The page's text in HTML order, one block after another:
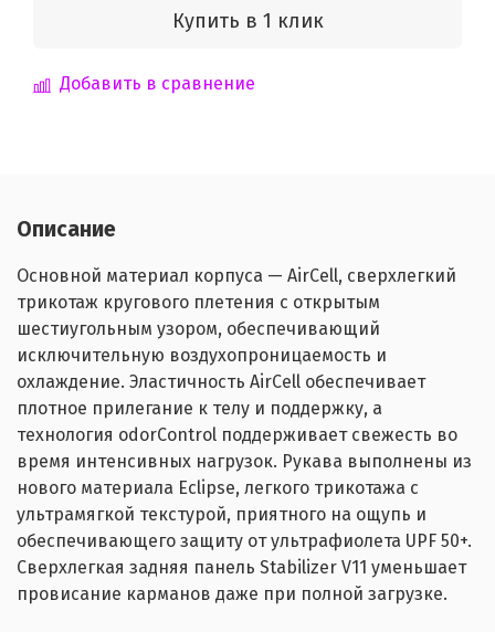
Купить в 1 клик
Добавить в сравнение
Описание
Основной материал корпуса — AirCell, сверхлегкий
трикотаж кругового плетения с открытым
шестиугольным узором, обеспечивающий
исключительную воздухопроницаемость и
охлаждение. Эластичность AirCell обеспечивает
плотное прилегание к телу и поддержку, а
технология odorControl поддерживает свежесть во
время интенсивных нагрузок. Рукава выполнены из
нового материала Eclipse, легкого трикотажа с
ультрамягкой текстурой, приятного на ощупь и
обеспечивающего защиту от ультрафиолета UPF 50+.
Сверхлегкая задняя панель Stabilizer V11 уменьшает
провисание карманов даже при полной загрузке.